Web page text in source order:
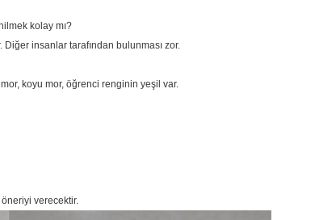
kolay mı?
insanlar tarafından bulunması zor.
koyu mor, öğrenci renginin yeşil var.
öneriyi verecektir.